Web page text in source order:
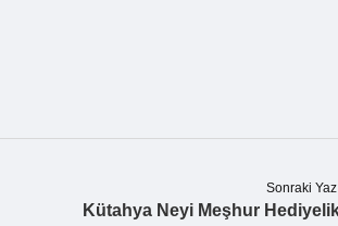
Sonraki
Kütahya Neyi Meşhur